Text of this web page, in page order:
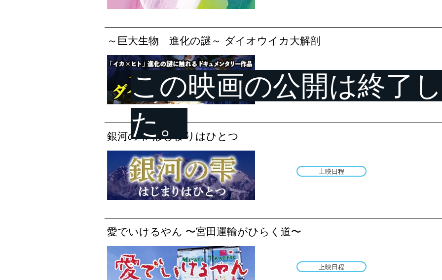
～巨大生物 進化の謎～ ダイオウイカ大解剖
公開終了
銀河の雫 はじまりはひとつ
上映日程
愛でいけるやん 〜宮田運輸がひらく道〜
上映日程
この映画の公開は終了
た。